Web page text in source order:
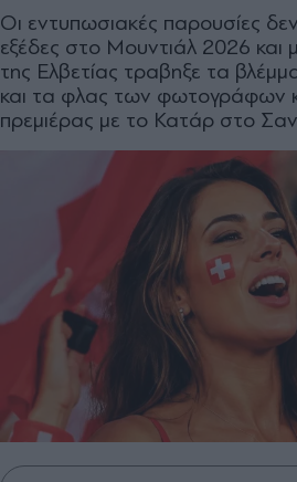
Οι εντυπωσιακές παρουσίες
εξέδες στο Μουντιάλ 2026 και
της Ελβετίας τραβηξε τα
και τα φλας των φωτογράφων
πρεμιέρας με το Κατάρ στο